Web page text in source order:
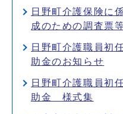
日野町介護保険に
成のための調査票
日野町介護職員初
助金のお知らせ
日野町介護職員初
助金 様式集